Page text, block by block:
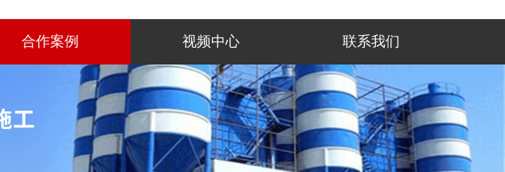
合作案例 视频中心 联系我们